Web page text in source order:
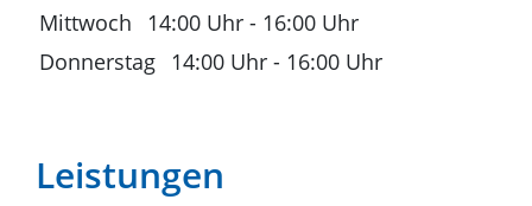
Mittwoch
14:00 Uhr - 16:00 Uhr
Donnerstag
14:00 Uhr - 16:00 Uhr
Leistungen